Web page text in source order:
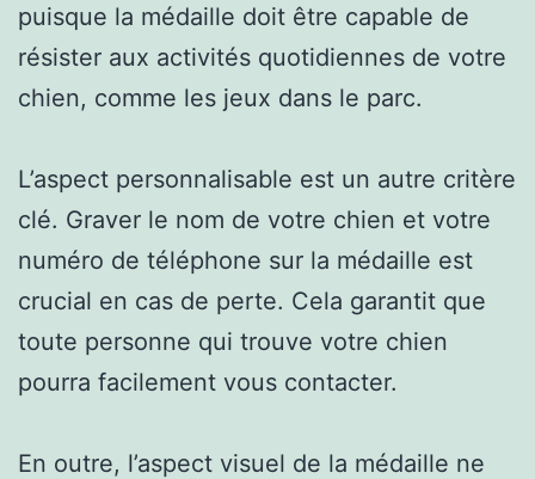
puisque la médaille doit être capable de
résister aux activités quotidiennes de votre
chien, comme les jeux dans le parc.
L’aspect personnalisable est un autre critère
clé. Graver le nom de votre chien et votre
numéro de téléphone sur la médaille est
crucial en cas de perte. Cela garantit que
toute personne qui trouve votre chien
pourra facilement vous contacter.
En outre, l’aspect visuel de la médaille ne